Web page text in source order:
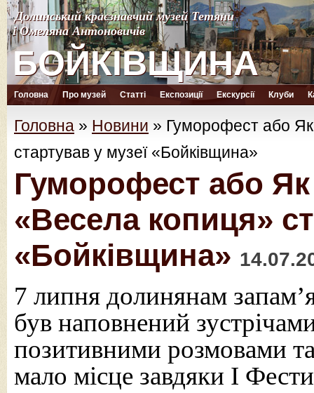
Долинський краєзнавчий музей Тетяни
і Омеляна Антоновичів
БОЙКІВЩИНА
Долинський краєзнавчий музей Тетяни
і Омеляна Антоновичів
БОЙКІВЩИНА
Головна Про музей Статті Експозиції Екскурсії Клуби
Головна » Новини » Гуморофест або
стартував у музеї «Бойківщина»
Гуморофест або
«Весела копиця»
«Бойківщина»
7 липня долинянам
був наповнений
позитивними розмовами
мало місце завдяки І